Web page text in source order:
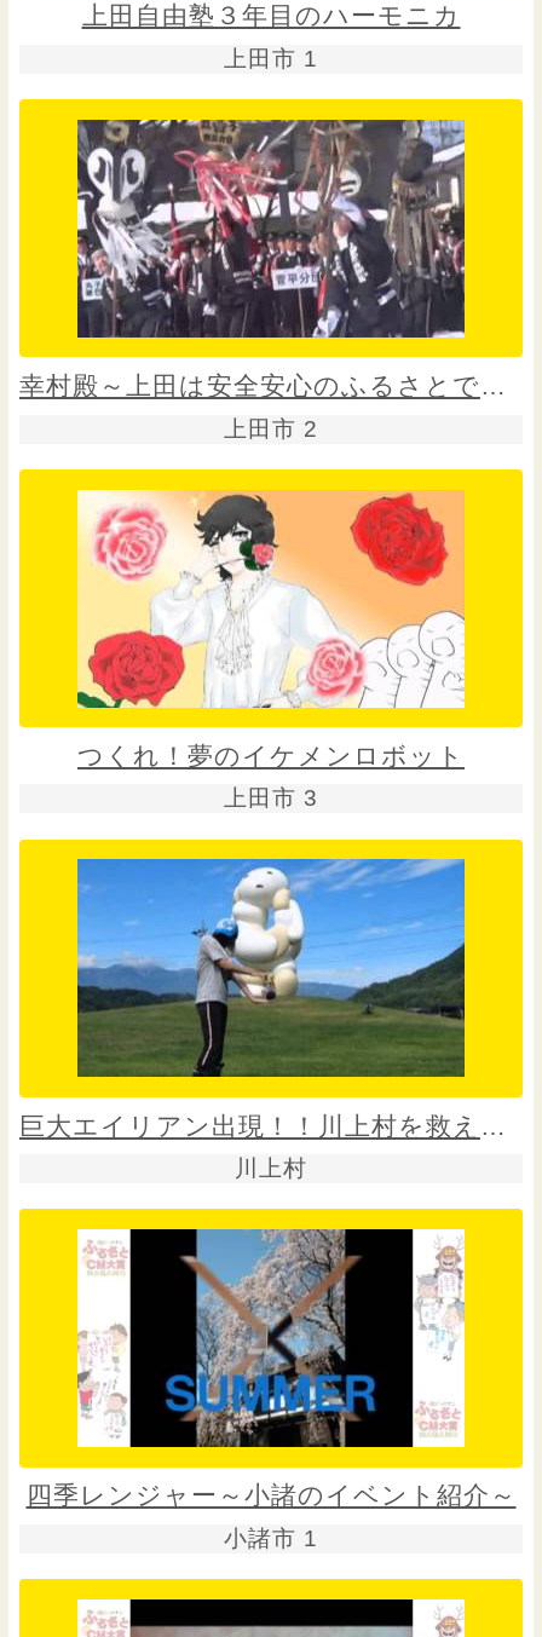
上田自由塾３年目のハーモニカ
上田市 1
幸村殿～上田は安全安心のふるさとですぞ～
上田市 2
つくれ！夢のイケメンロボット
上田市 3
巨大エイリアン出現！！川上村を救え！！
川上村
四季レンジャー～小諸のイベント紹介～
小諸市 1